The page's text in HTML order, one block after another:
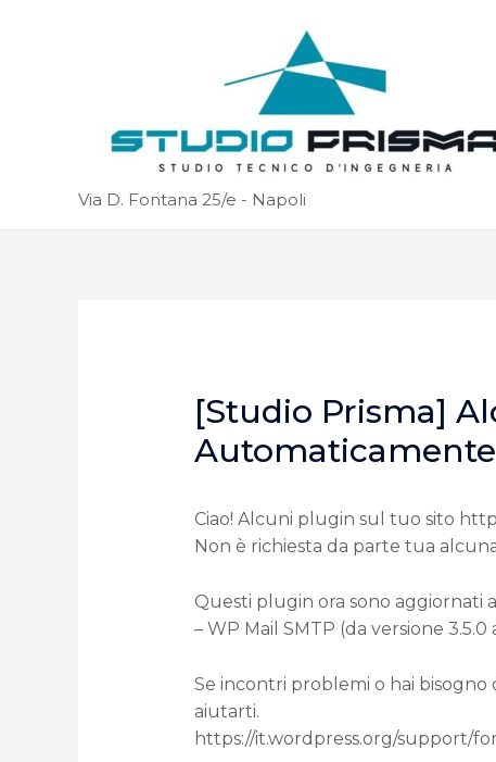
Via D. Fontana 25/e - Napoli
[Studio Prisma]
Automaticamente
Ciao! Alcuni plugin sul tuo sito
Non è richiesta da parte tua
Questi plugin ora sono aggiornati
– WP Mail SMTP (da versione 3.5.0
Se incontri problemi o hai
aiutarti.
https://it.wordpress.org/support/